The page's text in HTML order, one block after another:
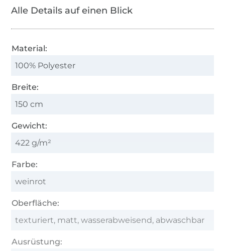
Alle Details auf einen Blick
Material:
100% Polyester
Breite:
150 cm
Gewicht:
422 g/m²
Farbe:
weinrot
Oberfläche:
texturiert, matt, wasserabweisend, abwaschbar
Ausrüstung: